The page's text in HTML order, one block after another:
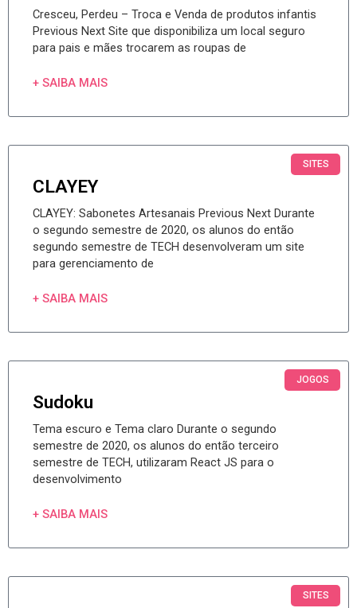
Cresceu, Perdeu – Troca e Venda de produtos infantis
Previous Next Site que disponibiliza um local seguro
para pais e mães trocarem as roupas de
+ SAIBA MAIS
SITES
CLAYEY
CLAYEY: Sabonetes Artesanais Previous Next Durante
o segundo semestre de 2020, os alunos do então
segundo semestre de TECH desenvolveram um site
para gerenciamento de
+ SAIBA MAIS
JOGOS
Sudoku
Tema escuro e Tema claro Durante o segundo
semestre de 2020, os alunos do então terceiro
semestre de TECH, utilizaram React JS para o
desenvolvimento
+ SAIBA MAIS
SITES